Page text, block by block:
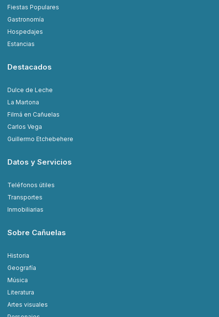
Fiestas Populares
Gastronomía
Hospedajes
Estancias
Destacados
Dulce de Leche
La Martona
Filmá en Cañuelas
Carlos Vega
Guillermo Etchebehere
Datos y Servicios
Teléfonos útiles
Transportes
Inmobiliarias
Sobre Cañuelas
Historia
Geografía
Música
Literatura
Artes visuales